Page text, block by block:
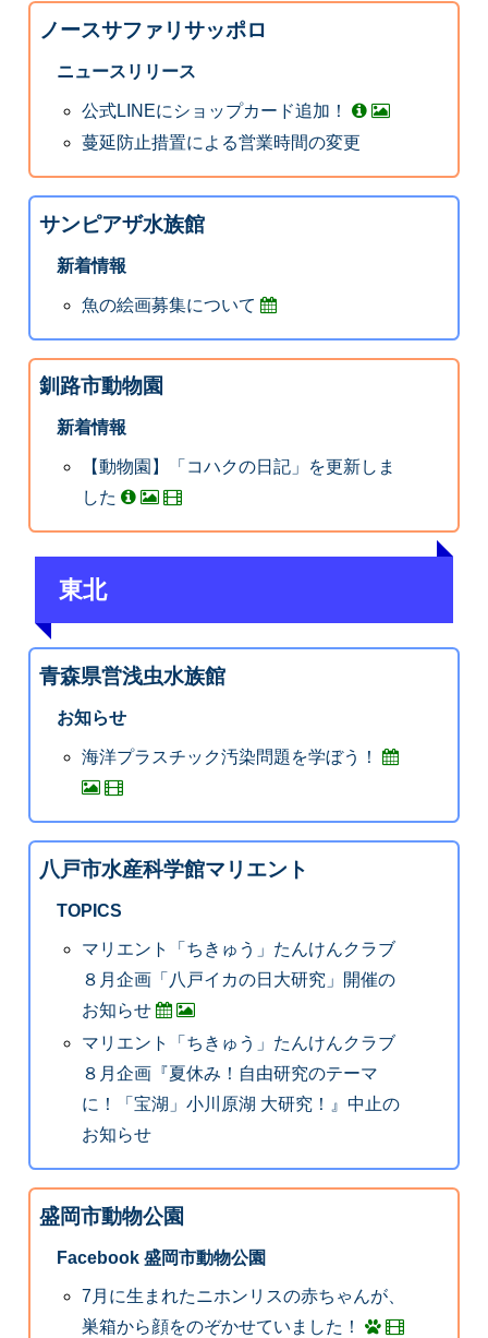
ノースサファリサッポロ
ニュースリリース
公式LINEにショップカード追加！
蔓延防止措置による営業時間の変更
サンピアザ水族館
新着情報
魚の絵画募集について
釧路市動物園
新着情報
【動物園】「コハクの日記」を更新しま
した
東北
青森県営浅虫水族館
お知らせ
海洋プラスチック汚染問題を学ぼう！
八戸市水産科学館マリエント
TOPICS
マリエント「ちきゅう」たんけんクラブ
８月企画「八戸イカの日大研究」開催の
お知らせ
マリエント「ちきゅう」たんけんクラブ
８月企画『夏休み！自由研究のテーマ
に！「宝湖」小川原湖 大研究！』中止の
お知らせ
盛岡市動物公園
Facebook 盛岡市動物公園
7月に生まれたニホンリスの赤ちゃんが、
巣箱から顔をのぞかせていました！